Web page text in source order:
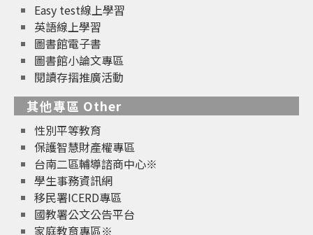
Easy test線上學習
英語線上學習
圖書館電子書
圖書館小論文專區
閱讀存摺推廣活動
其他專區 Other
性別平等教育
保護智慧財產權專區
台南二區輔導諮商中心※
學生事務資訊網
移民署ICERD專區
國教署公文公告平台
家庭教育專區※